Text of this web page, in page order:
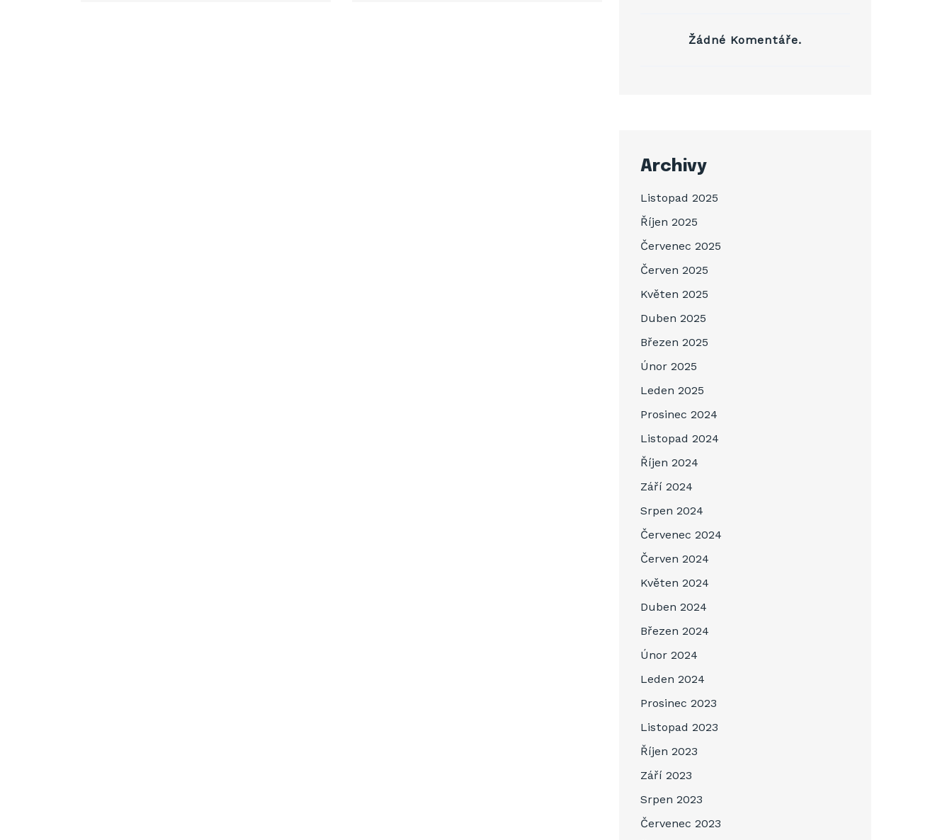
Žádné Komentáře.
Archivy
Listopad 2025
Říjen 2025
Červenec 2025
Červen 2025
Květen 2025
Duben 2025
Březen 2025
Únor 2025
Leden 2025
Prosinec 2024
Listopad 2024
Říjen 2024
Září 2024
Srpen 2024
Červenec 2024
Červen 2024
Květen 2024
Duben 2024
Březen 2024
Únor 2024
Leden 2024
Prosinec 2023
Listopad 2023
Říjen 2023
Září 2023
Srpen 2023
Červenec 2023